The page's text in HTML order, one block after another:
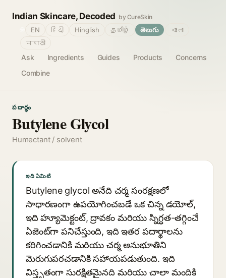
Indian Skincare, Decoded by CureSkin
Ask Ingredients Guides Products
Concerns
Combine
EN हिंदी Hinglish தமிழ் తెలుగు
বাংলা
मराठी
పదార్థం
Butylene Glycol
Humectant / solvent
ఇది ఏమిటి
Butylene glycol అనేది చర్మ సంరక్షణలో
సాధారణంగా ఉపయోగించబడే ఒక చిన్న డయోల్,
ఇది హ్యూమెక్టంట్, ద్రావకం మరియు స్నిగ్ధత-తగ్గించే
ఏజెంట్‌గా పనిచేస్తుంది, ఇది ఇతర పదార్థాలను
కరిగించడానికి మరియు చర్మ అనుభూతిని
మెరుగుపరచడానికి సహాయపడుతుంది. ఇది
విస్తృతంగా సురక్షితమైనది మరియు చాలా మందికి